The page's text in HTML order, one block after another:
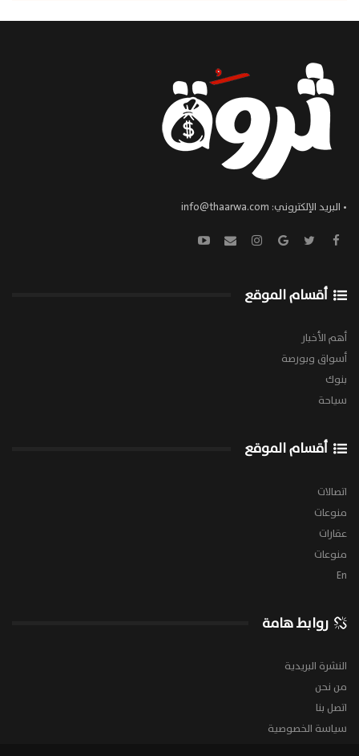
• البريد الإلكتروني: info@thaarwa.com
أقسام الموقع
أهم الأخبار
أسواق وبورصة
بنوك
سياحة
أقسام الموقع
اتصالات
منوعات
عقارات
منوعات
En
روابط هامة
النشرة البريدية
من نحن
اتصل بنا
سياسة الخصوصية